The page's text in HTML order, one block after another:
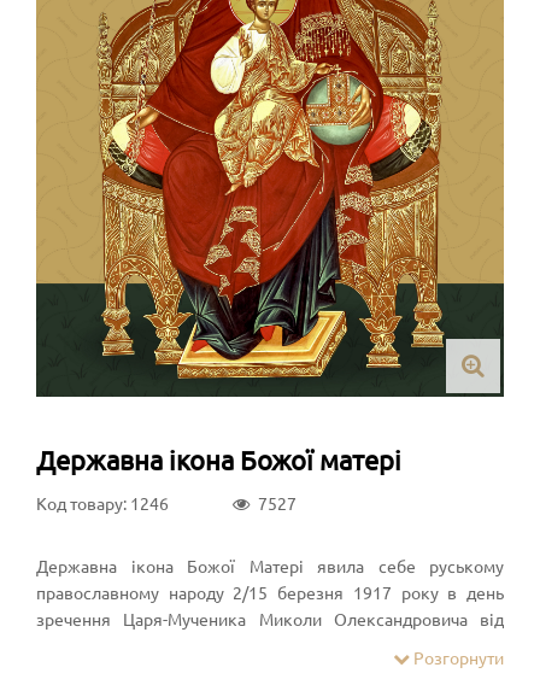
Державна ікона Божої матері
Код товару: 1246 7527
Державна ікона Божої Матері явила себе руському
православному народу 2/15 березня 1917 року в день
зречення Царя-Мученика Миколи Олександровича від
в той день у селі Коломенському під Москвою відбулося
Розгорнути